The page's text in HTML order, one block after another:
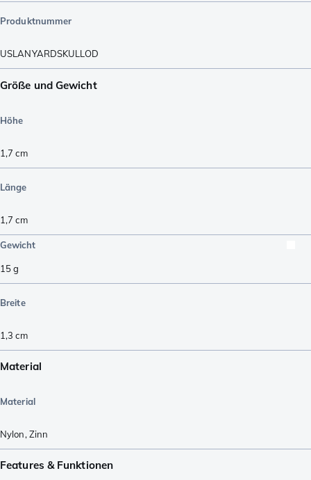
Produktnummer
USLANYARDSKULLOD
Größe und Gewicht
Höhe
1,7 cm
Länge
1,7 cm
Gewicht
15g
Breite
1,3 cm
Material
Material
Nylon,Zinn
Features & Funktionen